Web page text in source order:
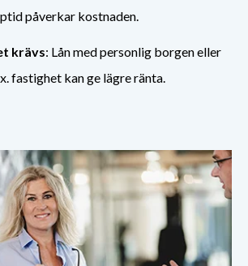
påverkar kostnaden.
krävs: Lån med personlig borgen eller
fastighet kan ge lägre ränta.